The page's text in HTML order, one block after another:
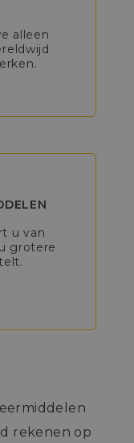
alleen
u van
grotere
rekenen op